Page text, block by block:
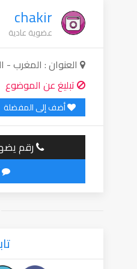
chakir
عضوية عادية
العنوان : المغرب -
تبليغ عن الموضوع
أضف إلى المفضلة
رقم